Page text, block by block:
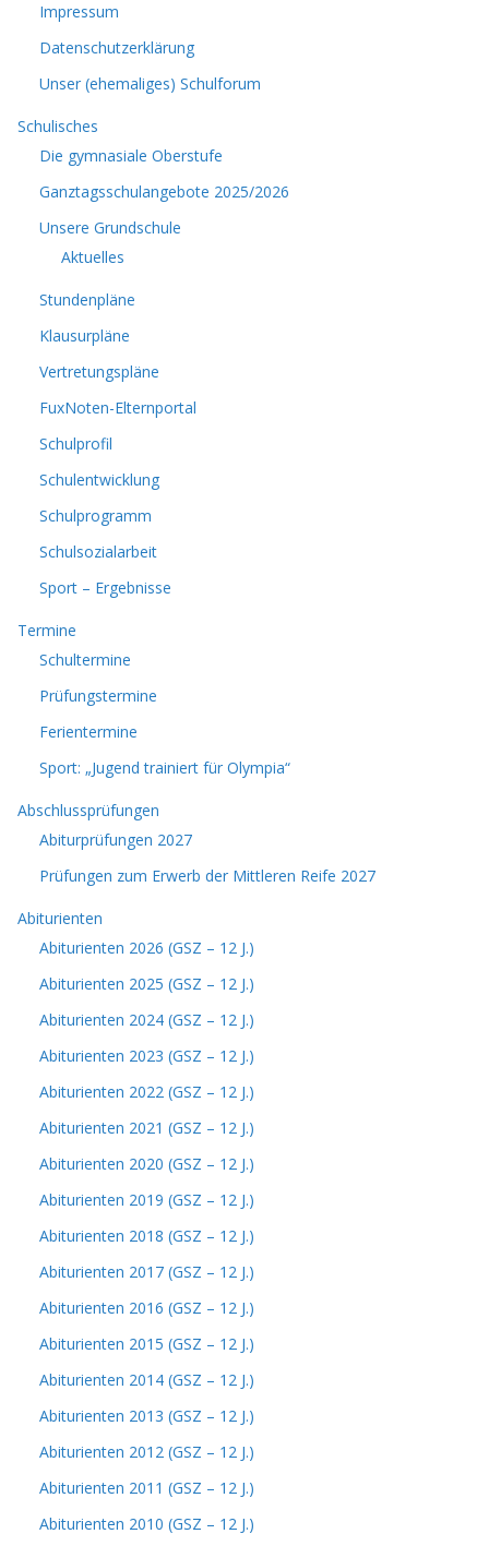
Impressum
Datenschutzerklärung
Unser (ehemaliges) Schulforum
Schulisches
Die gymnasiale Oberstufe
Ganztagsschulangebote 2025/2026
Unsere Grundschule
Aktuelles
Stundenpläne
Klausurpläne
Vertretungspläne
FuxNoten-Elternportal
Schulprofil
Schulentwicklung
Schulprogramm
Schulsozialarbeit
Sport – Ergebnisse
Termine
Schultermine
Prüfungstermine
Ferientermine
Sport: „Jugend trainiert für Olympia“
Abschlussprüfungen
Abiturprüfungen 2027
Prüfungen zum Erwerb der Mittleren Reife 2027
Abiturienten
Abiturienten 2026 (GSZ – 12 J.)
Abiturienten 2025 (GSZ – 12 J.)
Abiturienten 2024 (GSZ – 12 J.)
Abiturienten 2023 (GSZ – 12 J.)
Abiturienten 2022 (GSZ – 12 J.)
Abiturienten 2021 (GSZ – 12 J.)
Abiturienten 2020 (GSZ – 12 J.)
Abiturienten 2019 (GSZ – 12 J.)
Abiturienten 2018 (GSZ – 12 J.)
Abiturienten 2017 (GSZ – 12 J.)
Abiturienten 2016 (GSZ – 12 J.)
Abiturienten 2015 (GSZ – 12 J.)
Abiturienten 2014 (GSZ – 12 J.)
Abiturienten 2013 (GSZ – 12 J.)
Abiturienten 2012 (GSZ – 12 J.)
Abiturienten 2011 (GSZ – 12 J.)
Abiturienten 2010 (GSZ – 12 J.)